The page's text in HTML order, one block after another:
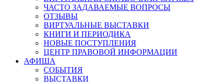
ЧАСТО ЗАДАВАЕМЫЕ ВОПРОСЫ
ОТЗЫВЫ
ВИРТУАЛЬНЫЕ ВЫСТАВКИ
КНИГИ И ПЕРИОДИКА
НОВЫЕ ПОСТУПЛЕНИЯ
ЦЕНТР ПРАВОВОЙ ИНФОРМАЦИИ
АФИША
СОБЫТИЯ
ВЫСТАВКИ